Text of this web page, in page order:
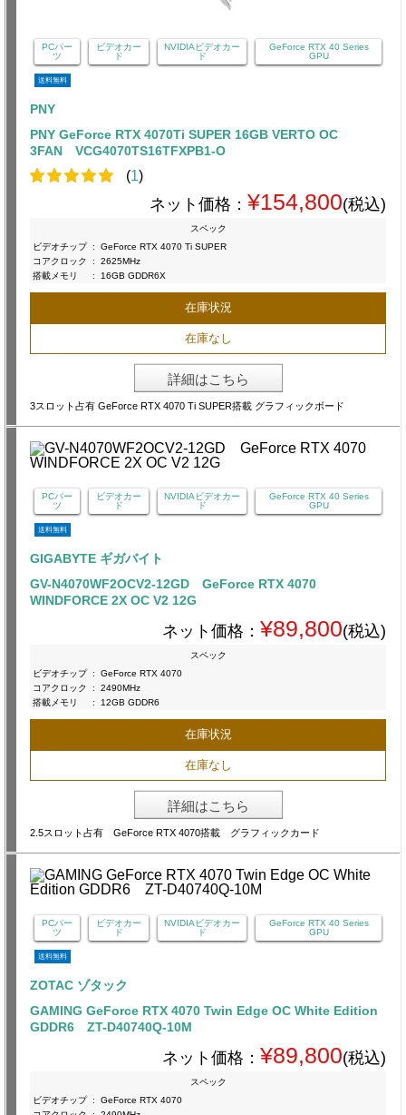
PCパー
ツ
ビデオカー
ド
NVIDIAビデオカー
ド
GeForce RTX 40 Series
GPU
送料無料
PNY
PNY GeForce RTX 4070Ti SUPER 16GB VERTO OC
3FAN VCG4070TS16TFXPB1-O
(1)
ネット価格： ¥154,800(税込)
スペック
ビデオチップ :
GeForce RTX 4070 Ti SUPER
コアクロック
:
2625MHz
搭載メモリ
: 16GB GDDR6X
在庫状況
在庫なし
詳細はこちら
3スロット占有 GeForce RTX 4070 Ti SUPER搭載 グラフィックボード
PCパー
ツ
ビデオカー
ド
NVIDIAビデオカー
ド
GeForce RTX 40 Series
GPU
送料無料
GIGABYTE ギガバイト
GV-N4070WF2OCV2-12GD GeForce RTX 4070
WINDFORCE 2X OC V2 12G
ネット価格： ¥89,800(税込)
スペック
ビデオチップ :
GeForce RTX 4070
コアクロック
:
2490MHz
搭載メモリ
: 12GB GDDR6
在庫状況
在庫なし
詳細はこちら
2.5スロット占有 GeForce RTX 4070搭載 グラフィックカード
PCパー
ツ
ビデオカー
ド
NVIDIAビデオカー
ド
GeForce RTX 40 Series
GPU
送料無料
ZOTAC ゾタック
GAMING GeForce RTX 4070 Twin Edge OC White Edition
GDDR6 ZT-D40740Q-10M
ネット価格： ¥89,800(税込)
スペック
ビデオチップ :
GeForce RTX 4070